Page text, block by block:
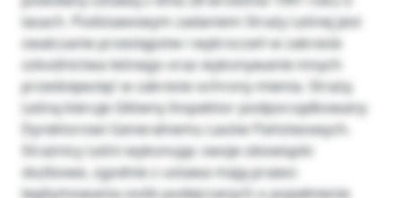
lasach. Podstawowym zadaniem Straży Leśnej jest
zwalczanie przestępstw i wykroczeń w zakresie
szkodnictwa leśnego oraz wykonywanie innych
przedsięwzięć w zakresie ochrony mienia. Strażą
Leśną kieruje Główny Inspektor podporządkowany
Dyrektorowi Generalnemu Lasów Państwowych.
Strażnicy Leśni wykonując swoje obowiązki
służbowe, zgodnie z ustawa mają prawo:
legitymowania osób podejrzanych o popełnienie